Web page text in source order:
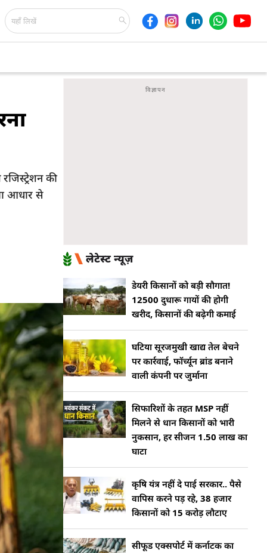
की
आधार से
लेटेस्ट न्यूज़
डेयरी किसानों को बड़ी सौगात!
12500 दुधारू गायों की होगी
खरीद, किसानों की बढ़ेगी कमाई
घटिया सूरजमुखी खाद्य तेल बेचने
पर कार्रवाई, फॉर्च्यून ब्रांड बनाने
वाली कंपनी पर जुर्माना
सिफारिशों के तहत MSP नहीं
मिलने से धान किसानों को भारी
नुकसान, हर सीजन 1.50 लाख का
घाटा
कृषि यंत्र नहीं दे पाई सरकार.. पैसे
वापिस करने पड़ रहे, 38 हजार
किसानों को 15 करोड़ लौटाए
सीफूड एक्सपोर्ट में कर्नाटक का